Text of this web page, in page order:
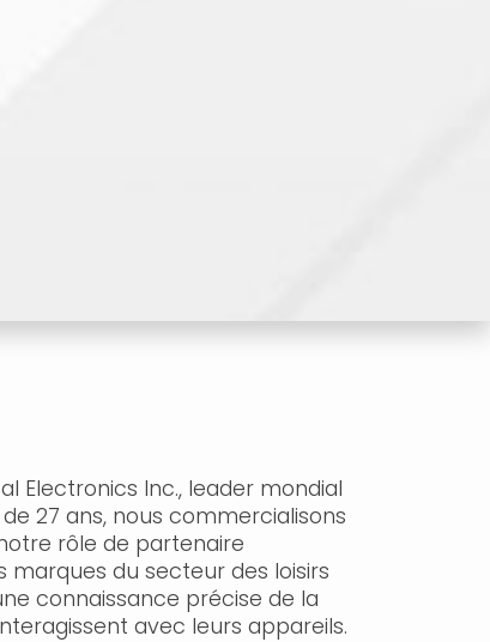
Electronics Inc., leader mondial
27 ans, nous commercialisons
rôle de partenaire
du secteur des loisirs
connaissance précise de la
avec leurs appareils.